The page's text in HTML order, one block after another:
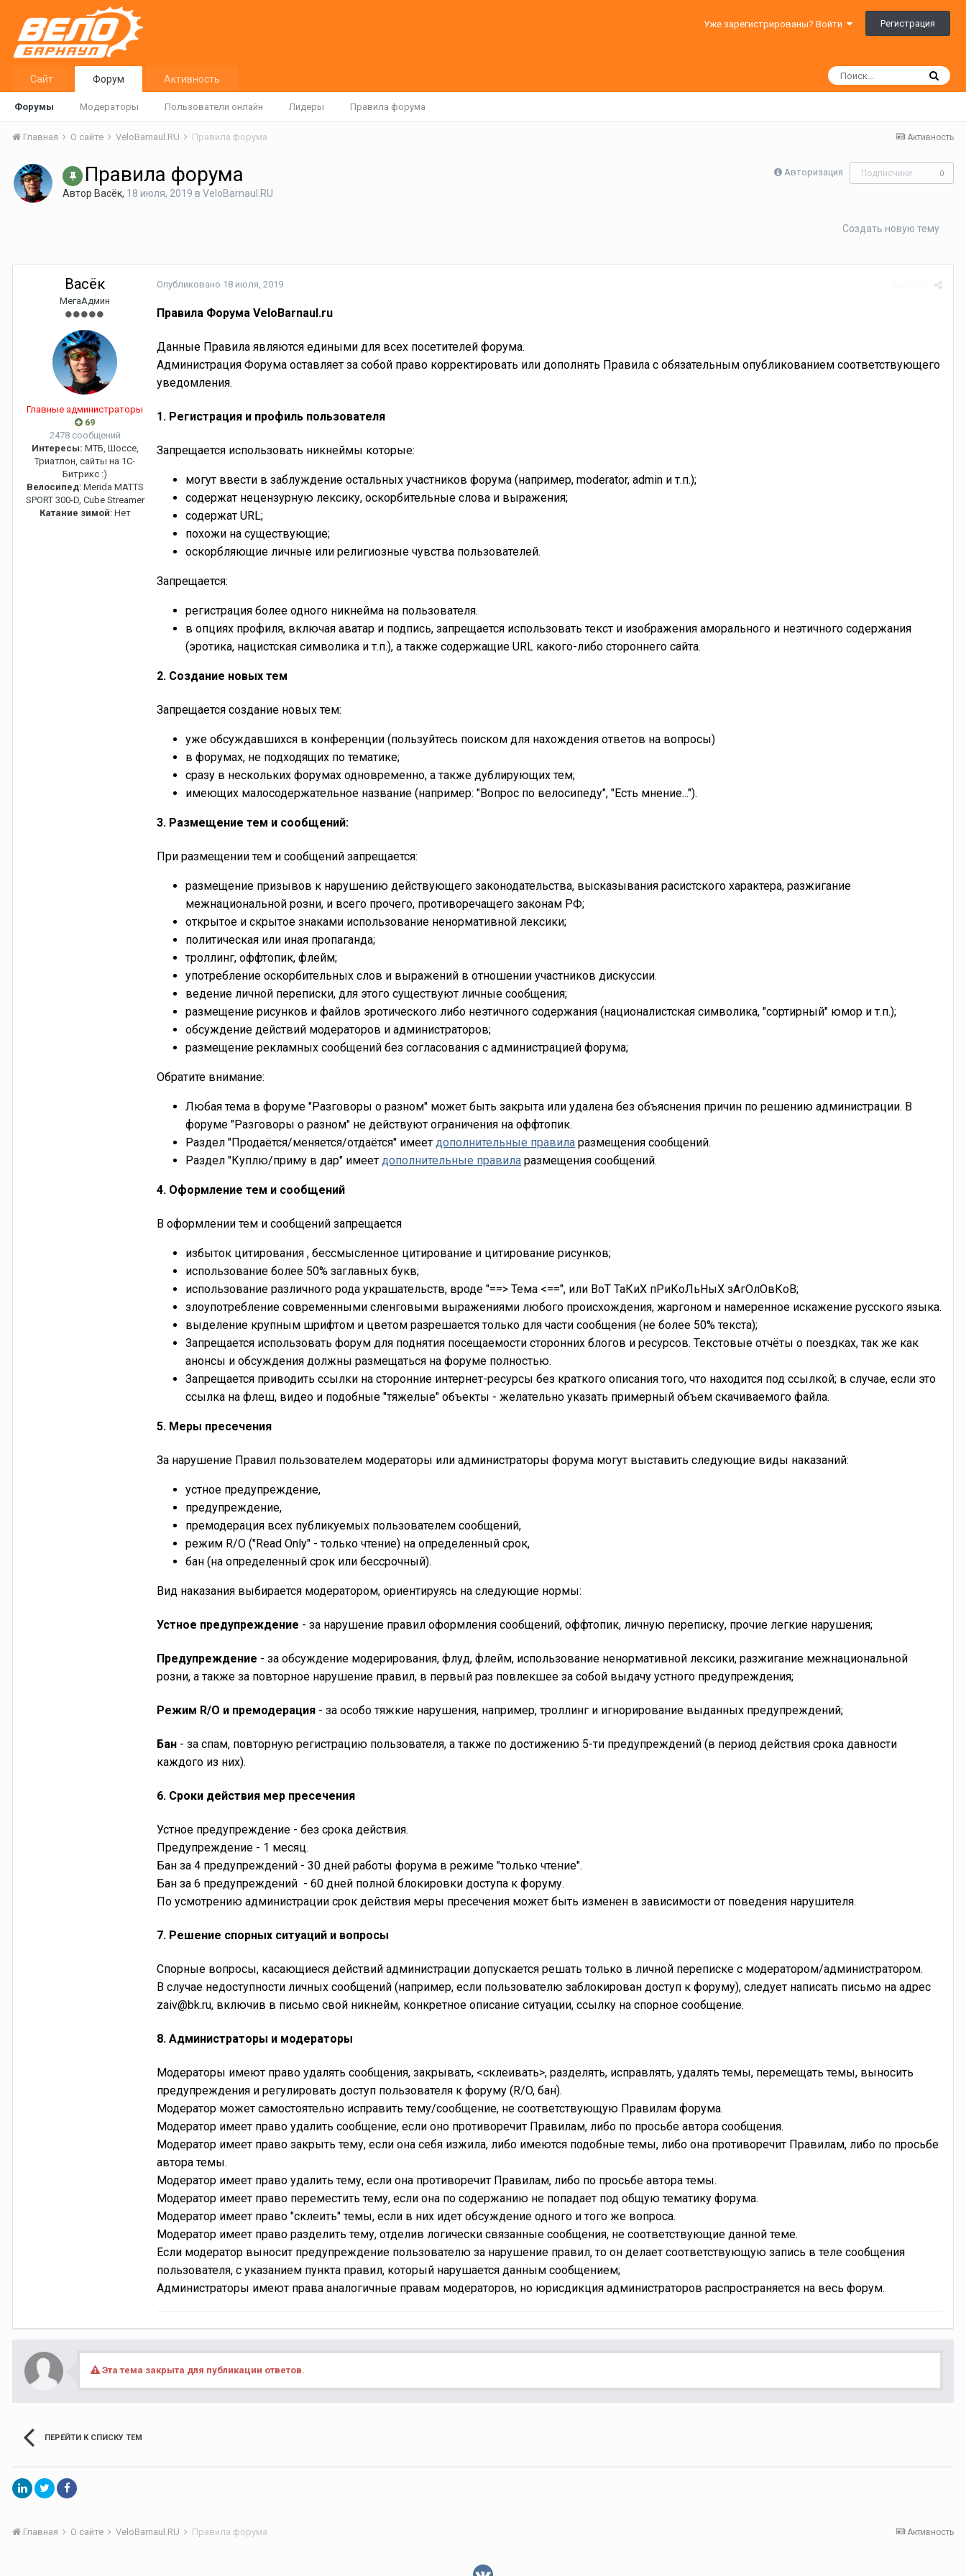
Уже зарегистрированы? Войти Регистрация
Сайт Форум
Форумы Модераторы Пользователи онлайн Лидеры Правила форума
Активность
Активность
Главная О сайте VeloBarnaul.RU Правила форума
Авторизация Подписчики 0
Правила форума
Автор Васёк, 18 июля, 2019 в VeloBarnaul.RU
Создать новую тему
Васёк
МегаАдмин
Главные администраторы
69
2478 сообщений
Интересы: МТБ, Шоссе,
Триатлон, сайты на 1C-
Битрикс :)
Велосипед: Merida MATTS
SPORT 300-D, Cube Streamer
Катание зимой: Нет
Опубликовано 18 июля, 2019
Правила Форума VeloBarnaul.ru
Данные Правила являются едиными для всех посетителей форума.
Администрация Форума оставляет за собой право корректировать или дополнять Правила с обязательным опубликованием соответствующего
уведомления.
1. Регистрация и профиль пользователя
Запрещается использовать никнеймы которые:
могут ввести в заблуждение остальных участников форума (например, moderator, admin и т.п.);
содержат нецензурную лексику, оскорбительные слова и выражения;
содержат URL;
похожи на существующие;
оскорбляющие личные или религиозные чувства пользователей.
Запрещается:
регистрация более одного никнейма на пользователя.
в опциях профиля, включая аватар и подпись, запрещается использовать текст и изображения аморального и неэтичного содержания
(эротика, нацистская символика и т.п.), а также содержащие URL какого-либо стороннего сайта.
2. Создание новых тем
Запрещается создание новых тем:
уже обсуждавшихся в конференции (пользуйтесь поиском для нахождения ответов на вопросы)
в форумах, не подходящих по тематике;
сразу в нескольких форумах одновременно, а также дублирующих тем;
имеющих малосодержательное название (например: "Вопрос по велосипеду", "Есть мнение...").
3. Размещение тем и сообщений:
При размещении тем и сообщений запрещается:
размещение призывов к наpyшению действующего законодательства, высказывания расистского характера, разжигание
межнациональной розни, и всего прочего, противоречащего законам РФ;
открытое и скрытое знаками использование ненормативной лексики;
политическая или иная пропаганда;
троллинг, оффтопик, флейм;
употребление оскорбительных слов и выражений в отношении участников дискуссии.
ведение личной переписки, для этого существуют личные сообщения;
размещение рисунков и файлов эротического либо неэтичного содержания (националистская символика, "сортирный" юмор и т.п.);
обсуждение действий модераторов и администраторов;
размещение рекламных сообщений без согласования с администрацией форума;
Обратите внимание:
Любая тема в форуме "Разговоры о разном" может быть закрыта или удалена без объяснения причин по решению администрации. В
форуме "Разговоры о разном" не действуют ограничения на оффтопик.
Раздел "Продаётся/меняется/отдаётся" имеет дополнительные правила размещения сообщений.
Раздел "Куплю/приму в дар" имеет дополнительные правила размещения сообщений.
4. Оформление тем и сообщений
В оформлении тем и сообщений запрещается
избыток цитирования , бессмысленное цитирование и цитирование рисунков;
использование более 50% заглавных букв;
использование различного рода украшательств, вроде "==> Тема <==", или ВоТ ТаКиХ пРиКоЛьНыХ зАгОлОвКоВ;
злоупотребление современными сленговыми выражениями любого происхождения, жаргоном и намеренное искажение русского языка.
выделение крупным шрифтом и цветом разрешается только для части сообщения (не более 50% текста);
Запрещается использовать форум для поднятия посещаемости сторонних блогов и ресурсов. Текстовые отчёты о поездках, так же как
анонсы и обсуждения должны размещаться на форуме полностью.
Запрещается приводить ссылки на сторонние интернет-ресурсы без краткого описания того, что находится под ссылкой; в случае, если это
ссылка на флеш, видео и подобные "тяжелые" объекты - желательно указать примерный объем скачиваемого файла.
5. Меры пресечения
За нарушение Правил пользователем модераторы или администраторы форума могут выставить следующие виды наказаний:
устное предупреждение,
предупреждение,
премодерация всех публикуемых пользователем сообщений,
режим R/O ("Read Only" - только чтение) на определенный срок,
бан (на определенный срок или бессрочный).
Вид наказания выбирается модератором, ориентируясь на следующие нормы:
Устное предупреждение - за нарушение правил оформления сообщений, оффтопик, личную переписку, прочие легкие нарушения;
Предупреждение - за обсуждение модерирования, флуд, флейм, использование ненормативной лексики, разжигание межнациональной
розни, а также за повторное нарушение правил, в первый раз повлекшее за собой выдачу устного предупреждения;
Режим R/O и премодерация - за особо тяжкие нарушения, например, троллинг и игнорирование выданных предупреждений;
Бан - за спам, повторную регистрацию пользователя, а также по достижению 5-ти предупреждений (в период действия срока давности
каждого из них).
6. Сроки действия мер пресечения
Устное предупреждение - без срока действия.
Предупреждение - 1 месяц.
Бан за 4 предупреждений - 30 дней работы форума в режиме "только чтение".
Бан за 6 предупреждений - 60 дней полной блокировки доступа к форуму.
По усмотрению администрации срок действия меры пресечения может быть изменен в зависимости от поведения нарушителя.
7. Решение спорных ситуаций и вопросы
Спорные вопросы, касающиеся действий администрации допускается решать только в личной переписке с модератором/администратором.
В случае недоступности личных сообщений (например, если пользователю заблокирован доступ к форуму), следует написать письмо на адрес
zaiv@bk.ru, включив в письмо свой никнейм, конкретное описание ситуации, ссылку на спорное сообщение.
8. Администраторы и модераторы
Модераторы имеют право удалять сообщения, закрывать, <склеивать>, разделять, исправлять, удалять темы, перемещать темы, выносить
предупреждения и регулировать доступ пользователя к форуму (R/O, бан).
Модератор может самостоятельно исправить тему/сообщение, не соответствующую Правилам форума.
Модератор имеет право удалить сообщение, если оно противоречит Правилам, либо по просьбе автора сообщения.
Модератор имеет право закрыть тему, если она себя изжила, либо имеются подобные темы, либо она противоречит Правилам, либо по просьбе
автора темы.
Модератор имеет право удалить тему, если она противоречит Правилам, либо по просьбе автора темы.
Модератор имеет право переместить тему, если она по содержанию не попадает под общую тематику форума.
Модератор имеет право "склеить" темы, если в них идет обсуждение одного и того же вопроса.
Модератор имеет право разделить тему, отделив логически связанные сообщения, не соответствующие данной теме.
Если модератор выносит предупреждение пользователю за нарушение правил, то он делает соответствующую запись в теле сообщения
пользователя, с указанием пункта правил, который нарушается данным сообщением;
Администраторы имеют права аналогичные правам модераторов, но юрисдикция администраторов распространяется на весь форум.
Эта тема закрыта для публикации ответов.
ПЕРЕЙТИ К СПИСКУ ТЕМ
Активность
Главная О сайте VeloBarnaul.RU Правила форума